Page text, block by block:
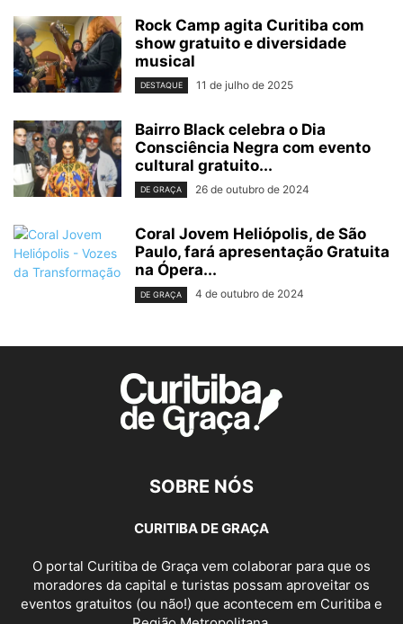
Rock Camp agita Curitiba com
show gratuito e diversidade
musical
DESTAQUE 11 de julho de 2025
Bairro Black celebra o Dia
Consciência Negra com evento
cultural gratuito...
DE GRAÇA 26 de outubro de 2024
Coral Jovem Heliópolis, de São
Paulo, fará apresentação Gratuita
na Ópera...
DE GRAÇA 4 de outubro de 2024
SOBRE NÓS
CURITIBA DE GRAÇA
O portal Curitiba de Graça vem colaborar para que os
moradores da capital e turistas possam aproveitar os
eventos gratuitos (ou não!) que acontecem em Curitiba e